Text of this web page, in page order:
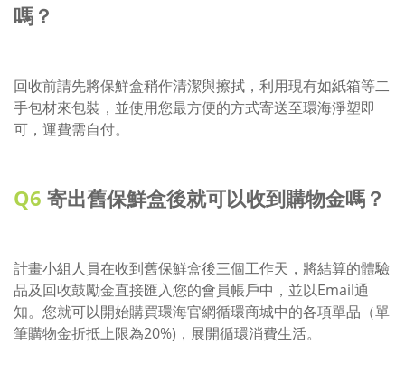
嗎？
回收前請先將保鮮盒稍作清潔與擦拭，利用現有如紙箱等二
手包材來包裝，並使用您最方便的方式寄送至環海淨塑即
可，運費需自付。
Q6 寄出舊保鮮盒後就可以收到購物金嗎？
計畫小組人員在收到舊保鮮盒後三個工作天，將結算的體驗
品及回收鼓勵金直接匯入您的會員帳戶中，並以Email通
知。您就可以開始購買環海官網循環商城中的各項單品（單
筆購物金折抵上限為20%)，展開循環消費生活。